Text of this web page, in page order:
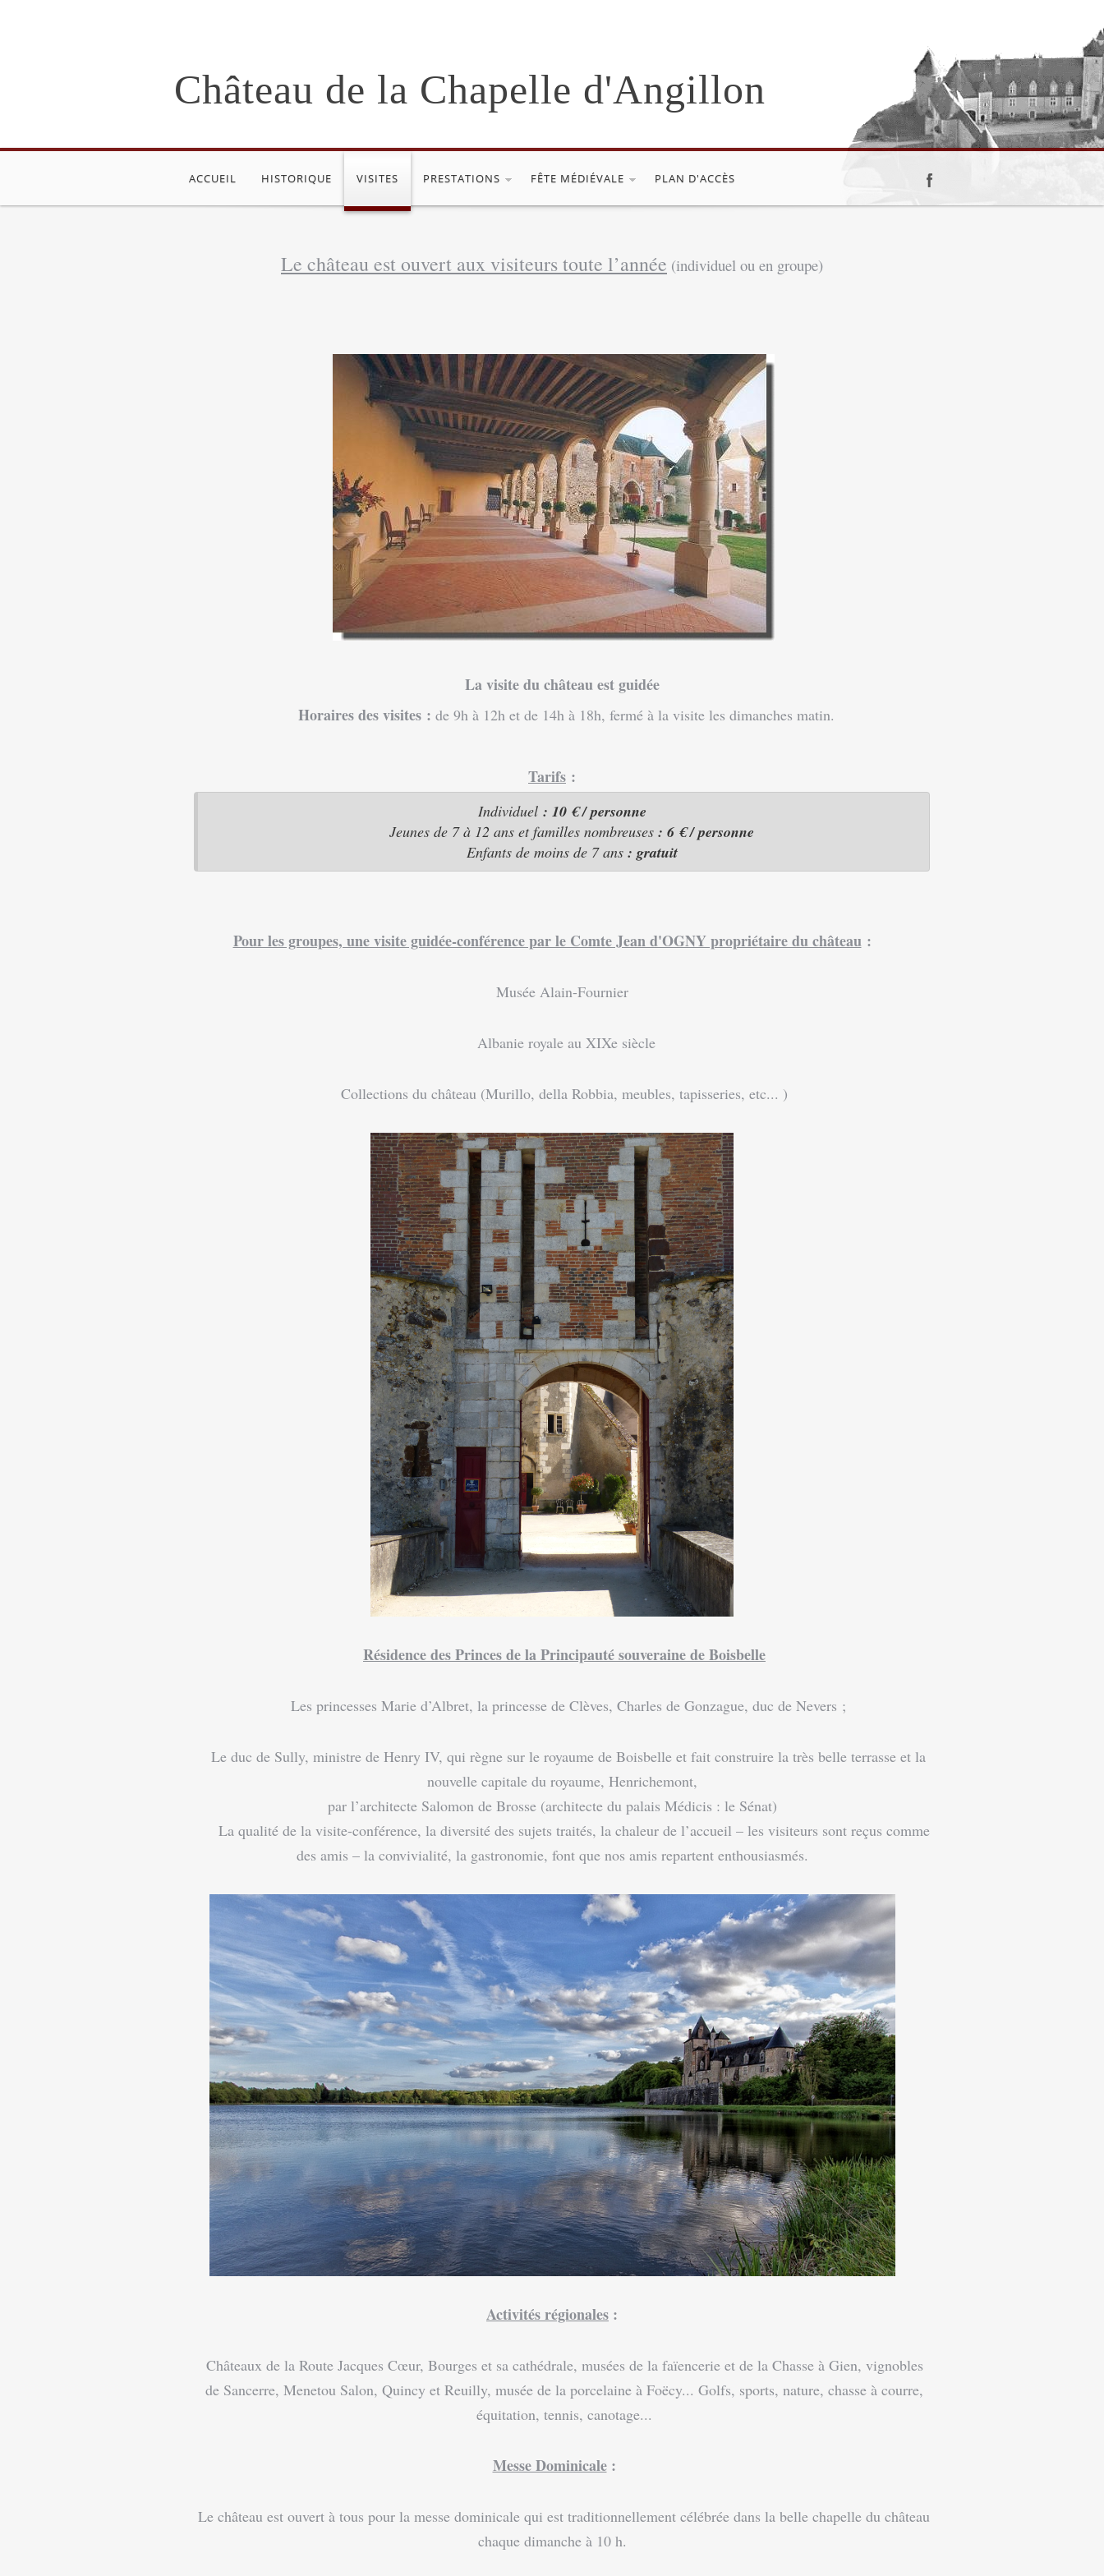
Château de la Chapelle d'Angillon
ACCUEIL HISTORIQUE VISITES PRESTATIONS FÊTE MÉDIÉVALE PLAN D'ACCÈS
Le château est ouvert aux visiteurs toute l’année (individuel ou en groupe)
La visite du château est guidée
Horaires des visites : de 9h à 12h et de 14h à 18h, fermé à la visite les dimanches matin.
Tarifs :
Individuel : 10 € / personne
Jeunes de 7 à 12 ans et familles nombreuses : 6 € / personne
Enfants de moins de 7 ans: gratuit
Pour les groupes, une visite guidée-conférence par le Comte Jean d'OGNY propriétaire du château:
Musée Alain-Fournier
Albanie royale au XIXe siècle
Collections du château (Murillo, della Robbia, meubles, tapisseries, etc... )
Résidence des Princes de la Principauté souveraine de Boisbelle
Les princesses Marie d’Albret, la princesse de Clèves, Charles de Gonzague, duc de Nevers ;
Le duc de Sully, ministre de Henry IV, qui règne sur le royaume de Boisbelle et fait construire la très belle terrasse et la
nouvelle capitale du royaume, Henrichemont,
par l’architecte Salomon de Brosse (architecte du palais Médicis : le Sénat)
La qualité de la visite-conférence, la diversité des sujets traités, la chaleur de l’accueil – les visiteurs sont reçus comme
des amis – la convivialité, la gastronomie, font que nos amis repartent enthousiasmés.
Activités régionales :
Châteaux de la Route Jacques Cœur, Bourges et sa cathédrale, musées de la faïencerie et de la Chasse à Gien, vignobles
de Sancerre, Menetou Salon, Quincy et Reuilly, musée de la porcelaine à Foëcy... Golfs, sports, nature, chasse à courre,
équitation, tennis, canotage...
Messe Dominicale:
Le château est ouvert à tous pour la messe dominicale qui est traditionnellement célébrée dans la belle chapelle du château
chaque dimanche à 10 h.